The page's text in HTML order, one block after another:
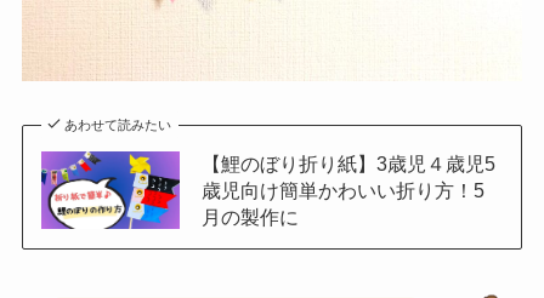
あわせて読みたい
【鯉のぼり折り紙】3歳児４歳児5
歳児向け簡単かわいい折り方！5
月の製作に